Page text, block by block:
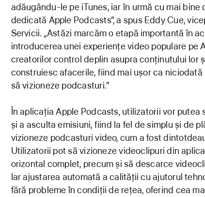
adăugându-le pe iTunes, iar în urmă cu mai
dedicată Apple Podcasts”, a spus Eddy Cue,
Servicii. „Astăzi marcăm o etapă importantă în
introducerea unei experiențe video populare pe
creatorilor control deplin asupra conținutului lor
construiesc afacerile, fiind mai ușor ca
să vizioneze podcasturi.”
În aplicația Apple Podcasts, utilizatorii vor putea
și a asculta emisiuni, fiind la fel de simplu și de
vizioneze podcasturi video, cum a fost
Utilizatorii pot să vizioneze videoclipuri din
orizontal complet, precum și să descarce
Iar ajustarea automată a calității cu ajutorul
fără probleme în condiții de rețea, oferind cea